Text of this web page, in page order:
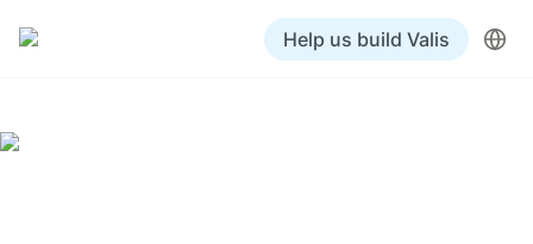
Help us build Valis